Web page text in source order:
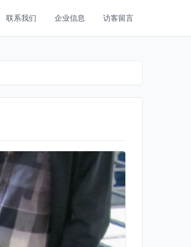
联系我们 企业信息 访客留言